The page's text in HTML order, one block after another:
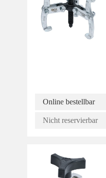
Online bestellbar
Nicht reservierbar